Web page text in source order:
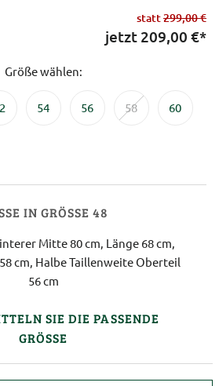
statt299,00 €
jetzt 209,00 €*
Größe wählen:
54 56 58 60
IN GRÖSSE 48
Mitte 80 cm, Länge 68 cm,
cm, Halbe Taillenweite Oberteil
56 cm
SIE DIE PASSENDE
GRÖSSE